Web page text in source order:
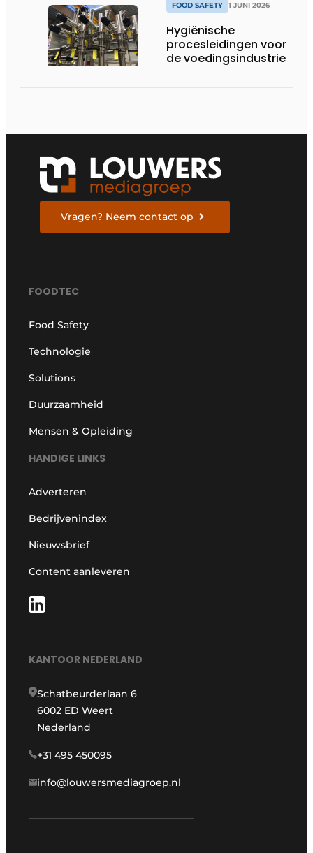
FOOD SAFETY 1 JUNI 2026
Hygiënische
procesleidingen voor
de voedingsindustrie
Vragen? Neem contact op
FOODTEC
Food Safety
Technologie
Solutions
Duurzaamheid
Mensen & Opleiding
HANDIGE LINKS
Adverteren
Bedrijvenindex
Nieuwsbrief
Content aanleveren
KANTOOR NEDERLAND
Schatbeurderlaan 6
6002 ED Weert
Nederland
+31 495 450095
info@louwersmediagroep.nl